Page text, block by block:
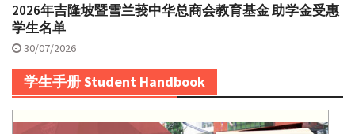
2026年吉隆坡暨雪兰莪中华总商会教育基金 助学金受惠
学生名单
30/07/2026
学生手册 Student Handbook